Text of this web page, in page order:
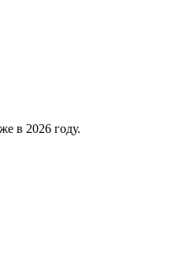
в 2026 году.